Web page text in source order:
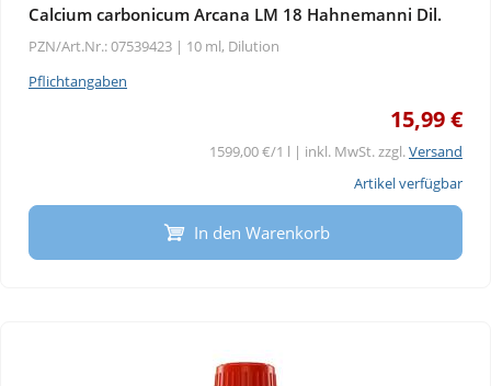
Calcium carbonicum Arcana LM 18 Hahnemanni Dil.
PZN/Art.Nr.: 07539423 | 10 ml, Dilution
Pflichtangaben
15,99 €
1599,00 €/1 l | inkl. MwSt. zzgl.Versand
Artikel verfügbar
In den Warenkorb